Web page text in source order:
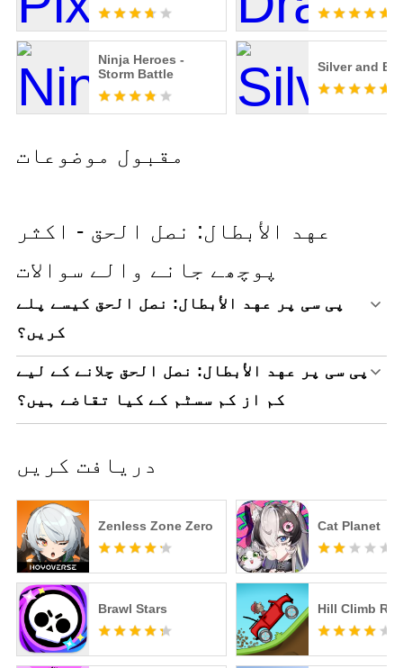
Ninja Heroes -
Storm Battle
Silver and
مقبول موضوعات
عهد الأبطال: نصل الحق - اکثر
پوچھے جانے والے سوالات
پی سی پر عهد الأبطال: نصل الحق کیسے پلے
کریں؟
پی سی پر عهد الأبطال: نصل الحق چلانے کے لیے
کم از کم سسٹم کے کیا تقاضے ہیں؟
دریافت کریں
Zenless Zone Zero Cat Planet
Brawl Stars Hill Climb